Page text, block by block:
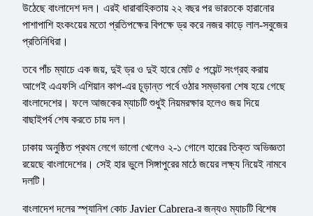
উঠেছে বাংলাদেশ দল। এরই ধারাবাহিকতায় ২২ বছর পর ভারতকে হারানোর
পাশাপাশি হংকংয়ের মতো প্রতিপক্ষের বিপক্ষে ড্র করে নজর কাড়ে লাল-সবুজের
প্রতিনিধিরা।
তবে পাঁচ ম্যাচে এক জয়, দুই ড্র ও দুই হারে মোট ৫ পয়েন্ট সংগ্রহ করায়
আগেই এএফসি এশিয়ান কাপ-এর চূড়ান্ত পর্বে ওঠার সম্ভাবনা শেষ হয়ে গেছে
বাংলাদেশের। ফলে আজকের ম্যাচটি শুধুই নিয়মরক্ষার হলেও জয় দিয়ে
বাছাইপর্ব শেষ করতে চায় দল।
ঢাকায় অনুষ্ঠিত প্রথম লেগে ভালো খেলেও ২-১ গোলে হারের তিক্ত অভিজ্ঞতা
রয়েছে বাংলাদেশের। সেই হার ভুলে সিঙ্গাপুরের মাঠে জয়ের লক্ষ্য নিয়েই নামবে
দলটি।
বাংলাদেশ দলের স্প্যানিশ কোচ Javier Cabrera-র জন্যও ম্যাচটি বিশেষ